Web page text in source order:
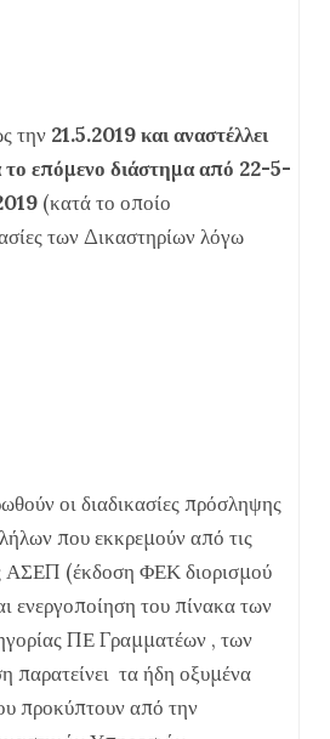
την 21.5.2019 και αναστέλλει
το επόμενο διάστημα από 22-5-
(κατά το οποίο
των Δικαστηρίων λόγω
οι διαδικασίες πρόσληψης
που εκκρεμούν από τις
ΑΣΕΠ (έκδοση ΦΕΚ διορισμού
ενεργοποίηση του πίνακα των
ΠΕ Γραμματέων , των
παρατείνει τα ήδη οξυμένα
προκύπτουν από την